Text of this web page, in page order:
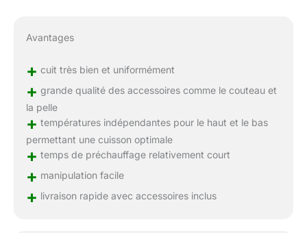
Avantages
+ cuit très bien et uniformément
+ grande qualité des accessoires comme le couteau et
la pelle
+ températures indépendantes pour le haut et le bas
permettant une cuisson optimale
+ temps de préchauffage relativement court
+ manipulation facile
+ livraison rapide avec accessoires inclus